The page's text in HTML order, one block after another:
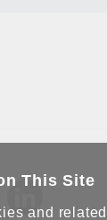
This Site
and